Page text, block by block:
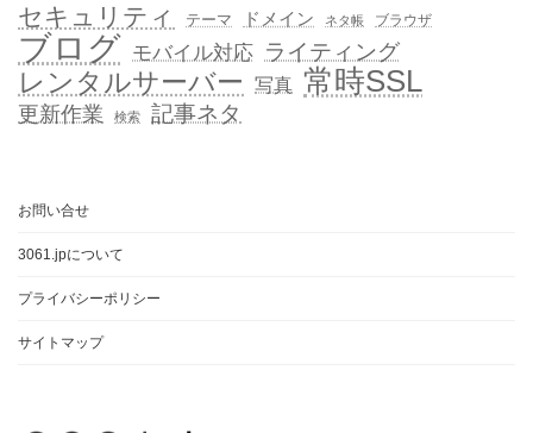
セキュリティ テーマ ドメイン ネタ帳 ブラウザ
ブログ モバイル対応 ライティング
レンタルサーバー 写真 常時SSL
更新作業 検索 記事ネタ
お問い合せ
3061.jpについて
プライバシーポリシー
サイトマップ